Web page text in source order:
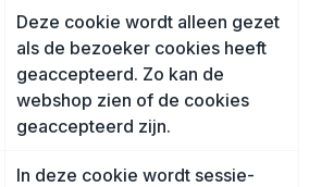
en buiten
Fiets
Deze cookie wordt alleen gezet
als de bezoeker cookies heeft
geaccepteerd. Zo kan de
webshop zien of de cookies
geaccepteerd zijn.
In deze cookie wordt sessie-